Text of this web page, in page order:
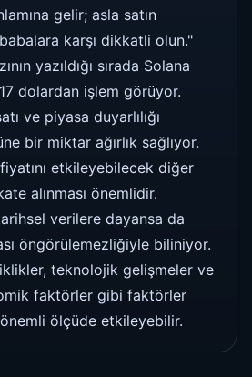
gelir; asla satın
karşı dikkatli olun."
yazıldığı sırada Solana
dolardan işlem görüyor.
ve piyasa duyarlılığı
bir miktar ağırlık sağlıyor.
etkileyebilecek diğer
alınması önemlidir.
verilere dayansa da
öngörülemezliğiyle biliniyor.
teknolojik gelişmeler ve
faktörler gibi faktörler
önemli ölçüde etkileyebilir.